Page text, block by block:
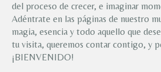
del proceso de crecer, e imaginar
Adéntrate en las páginas de nuestro
magia, esencia y todo aquello que
tu visita, queremos contar contigo, y
¡BIENVENIDO!